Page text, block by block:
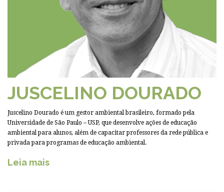
JUSCELINO DOURADO
Juscelino Dourado é um gestor ambiental brasileiro, formado pela
Universidade de São Paulo – USP, que desenvolve ações de educação
ambiental para alunos, além de capacitar professores da rede pública e
privada para programas de educação ambiental.
Leia mais